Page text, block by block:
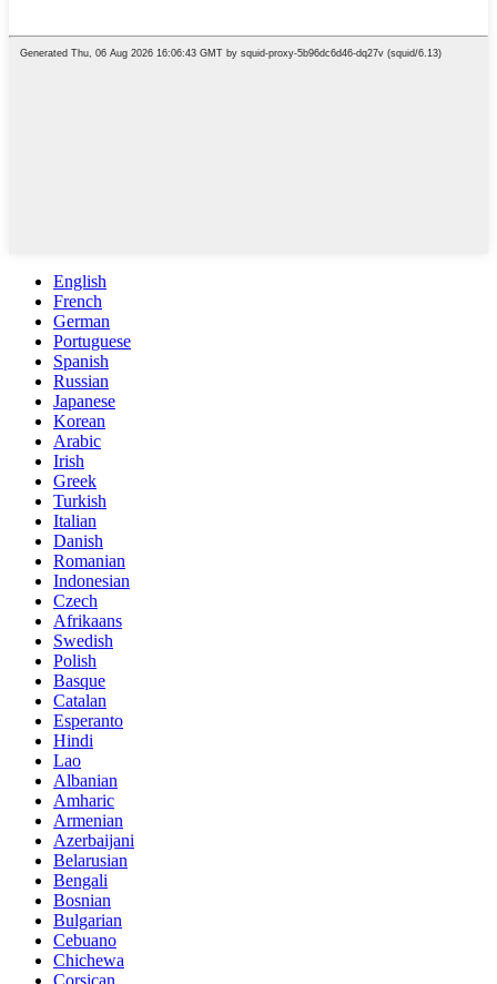
English
French
German
Portuguese
Spanish
Russian
Japanese
Korean
Arabic
Irish
Greek
Turkish
Italian
Danish
Romanian
Indonesian
Czech
Afrikaans
Swedish
Polish
Basque
Catalan
Esperanto
Hindi
Lao
Albanian
Amharic
Armenian
Azerbaijani
Belarusian
Bengali
Bosnian
Bulgarian
Cebuano
Chichewa